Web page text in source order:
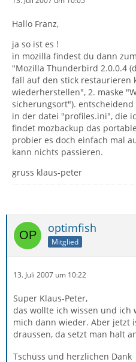
Hallo Franz,
ja so ist es !
in mozilla findest du dann
"Mozilla Thunderbird 2.0.0.4
fall auf den stick restaurieren
wiederherstellen", 2. maske
sicherungsort").
in der datei "profiles.ini", die
findet mozbackup das
probier es doch einfach mal
kann nichts passieren.
gruss klaus-peter
optimfish
Mitglied
13. Juli 2007 um 10:22
Super Klaus-Peter,
das wollte ich wissen und ich
mich dann wieder. Aber jetzt
draussen, da setzt man halt
Tschüss und herzlichen Dank